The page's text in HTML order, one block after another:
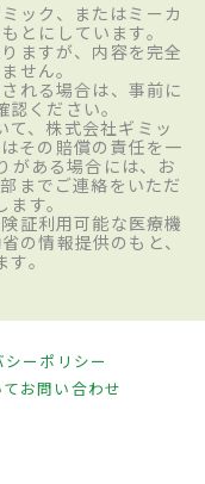
ック、またはミーカ
とにしています。
ますが、内容を完全
せん。
れる場合は、事前に
ください。
て、株式会社ギミッ
その賠償の責任を一
がある場合には、お
までご連絡をいただ
す。
証利用可能な医療機
の情報提供のもと、
。
シーポリシー
お問い合わせ